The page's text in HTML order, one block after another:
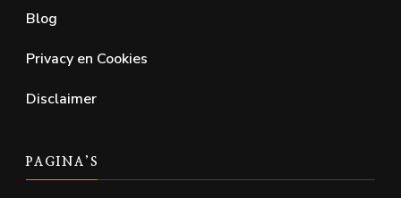
Blog
Privacy en Cookies
Disclaimer
PAGINA’S